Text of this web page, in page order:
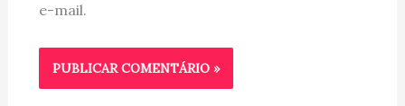
e-mail.